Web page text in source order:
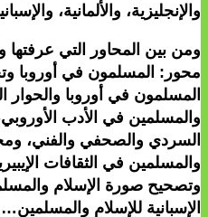
والإنجليزية، والألمانية،
ومن بين المحاور التي
محور: المسلمون في أوروبا
المسلمون في أوروبا والحوار
والمسلمين في الأدب
السردي والصحفي والفني،
والمسلمين في الثقافات
وتصحيح صورة الإسلام
الإسبانية للإسلام والمسلمين…